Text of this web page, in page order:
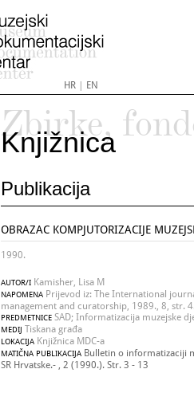
HR| EN
Zbirke,
Knjižnica
Publikacija
OBRAZAC KOMPJUTORIZACIJE
1990.
AUTOR/I Kamisher, Lisa M
NAPOMENA Prijevod iz: The International
management and curatorship, 1989., 8, str.
PREDMETNICE SAD; Informatizacija muzejske
MEDIJ Tiskana građa
LOKACIJA Knjižnica MDC-a
MATIČNA PUBLIKACIJA Bulletin o informatizaciji
SR Hrvatske.- , 2 (1990.). Str. 3 - 13